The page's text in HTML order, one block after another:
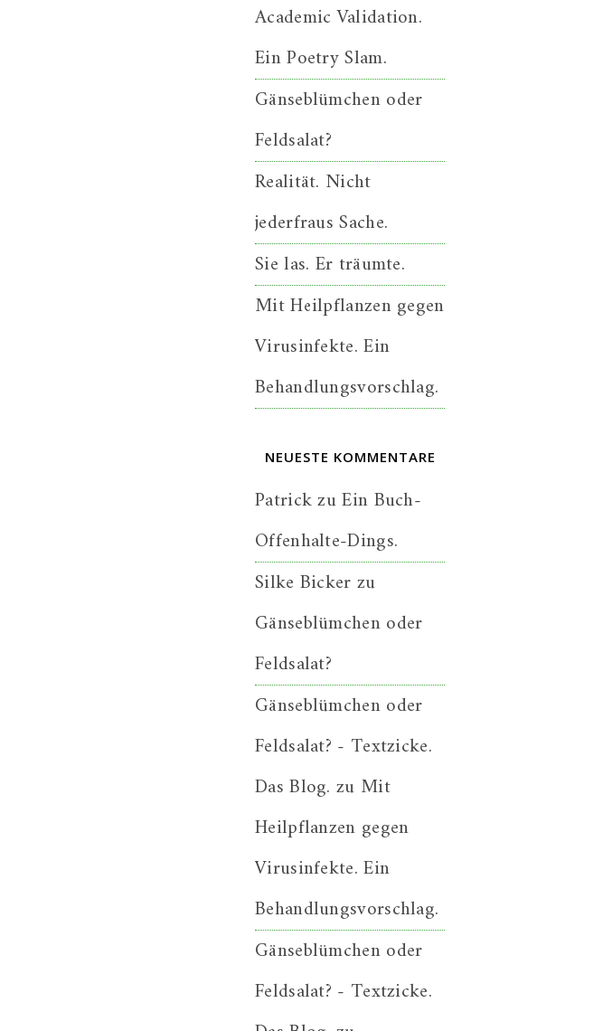
Academic Validation.
Ein Poetry Slam.
Gänseblümchen oder
Feldsalat?
Realität. Nicht
jederfraus Sache.
Sie las. Er träumte.
Mit Heilpflanzen gegen
Virusinfekte. Ein
Behandlungsvorschlag.
NEUESTE KOMMENTARE
PatrickzuEin Buch-
Offenhalte-Dings.
Silke Bickerzu
Gänseblümchen oder
Feldsalat?
Gänseblümchen oder
Feldsalat? - Textzicke.
Das Blog. zu Mit
Heilpflanzen gegen
Virusinfekte. Ein
Behandlungsvorschlag.
Gänseblümchen oder
Feldsalat? - Textzicke.